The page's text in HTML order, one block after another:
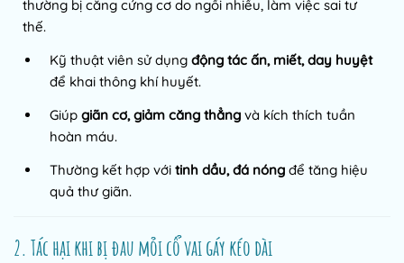
thường bị căng cứng cơ do ngồi nhiều, làm việc sai tư
thế.
Kỹ thuật viên sử dụng động tác ấn, miết, day huyệt
để khai thông khí huyết.
Giúp giãn cơ, giảm căng thẳng và kích thích tuần
hoàn máu.
Thường kết hợp với tinh dầu, đá nóng để tăng hiệu
quả thư giãn.
2. Tác hại khi bị đau mỏi cổ vai gáy kéo dài